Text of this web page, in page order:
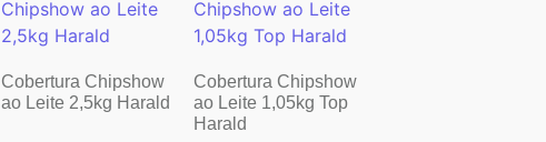
Cobertura Chipshow
ao Leite 2,5kg Harald
Cobertura Chipshow
ao Leite 1,05kg Top
Harald